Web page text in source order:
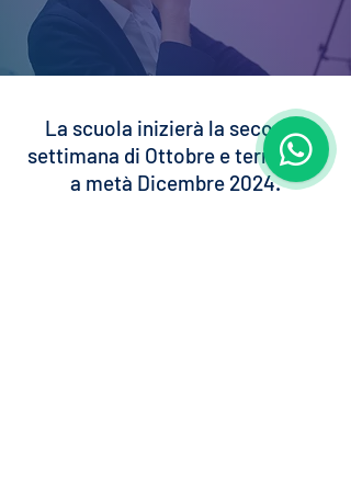
La scuola inizierà la seconda
settimana di Ottobre e terminerà
a metà Dicembre 2024.